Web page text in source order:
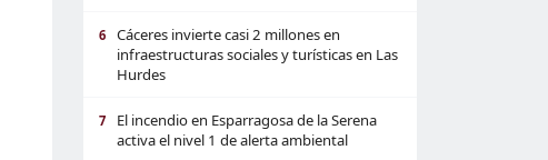
6
Cáceres invierte casi 2 millones en
infraestructuras sociales y turísticas en Las
Hurdes
7
El incendio en Esparragosa de la Serena
activa el nivel 1 de alerta ambiental